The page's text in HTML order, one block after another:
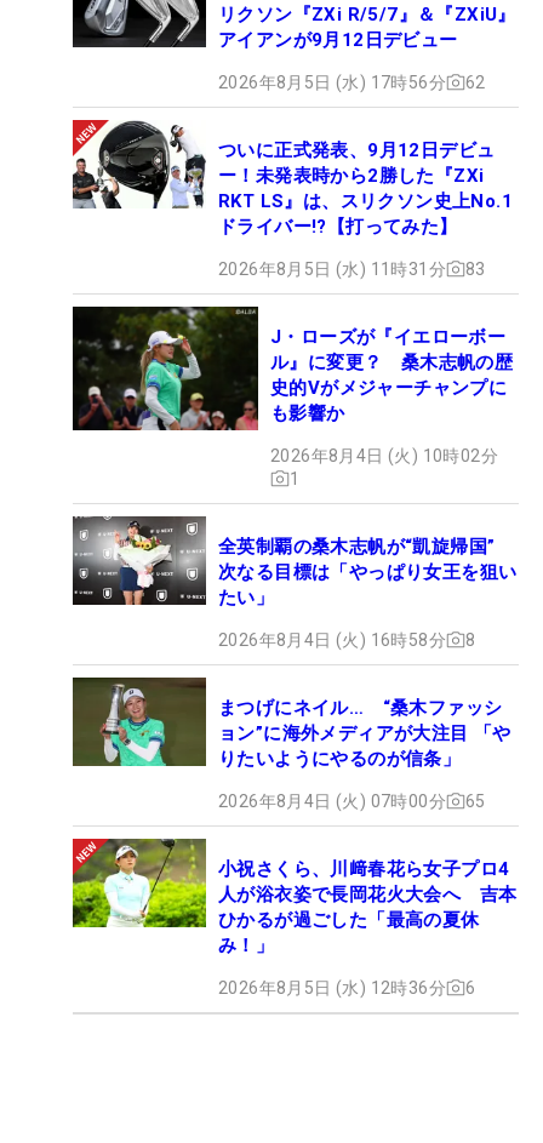
リクソン『ZXi R/5/7』＆『ZXiU』
アイアンが9月12日デビュー
2026年8月5日 (水) 17時56分 62
ついに正式発表、9月12日デビュ
ー！未発表時から2勝した『ZXi
RKT LS』は、スリクソン史上No.1
ドライバー!?【打ってみた】
2026年8月5日 (水) 11時31分 83
J・ローズが『イエローボー
ル』に変更？ 桑木志帆の歴
史的Vがメジャーチャンプに
も影響か
2026年8月4日 (火) 10時02分
1
全英制覇の桑木志帆が“凱旋帰国”
次なる目標は「やっぱり女王を狙い
たい」
2026年8月4日 (火) 16時58分 8
まつげにネイル… “桑木ファッシ
ョン”に海外メディアが大注目 「や
りたいようにやるのが信条」
2026年8月4日 (火) 07時00分 65
小祝さくら、川﨑春花ら女子プロ4
人が浴衣姿で長岡花火大会へ 吉本
ひかるが過ごした「最高の夏休
み！」
2026年8月5日 (水) 12時36分 6